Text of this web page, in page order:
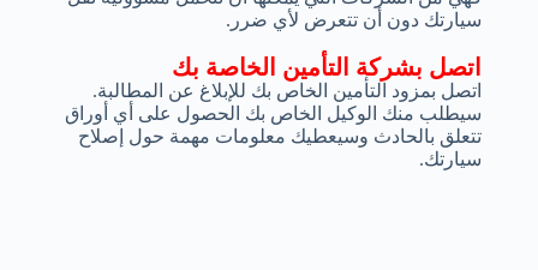
اتصل بشركة التأمين الخاصة بك
اتصل بمزود التأمين الخاص بك للإبلاغ عن المطالبة.
سيطلب منك الوكيل الخاص بك الحصول على أي أوراق
تتعلق بالحادث وسيعطيك معلومات مهمة حول إصلاح
سيارتك.
سيارتك دون أن تتعرض لأي ضرر.